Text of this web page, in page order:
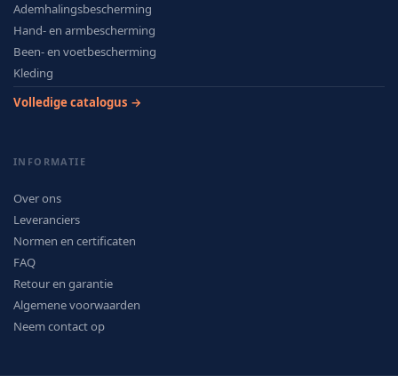
Ademhalingsbescherming
Hand- en armbescherming
Been- en voetbescherming
Kleding
Volledige catalogus →
INFORMATIE
Over ons
Leveranciers
Normen en certificaten
FAQ
Retour en garantie
Algemene voorwaarden
Neem contact op